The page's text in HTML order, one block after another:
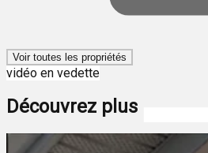
Voir toutes les propriétés
vidéo en vedette
Découvrez plus